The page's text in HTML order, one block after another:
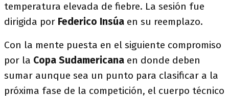
temperatura elevada de fiebre. La sesión fue
dirigida por Federico Insúa en su reemplazo.
Con la mente puesta en el siguiente compromiso
por la Copa Sudamericana en donde deben
sumar aunque sea un punto para clasificar a la
próxima fase de la competición, el cuerpo técnico